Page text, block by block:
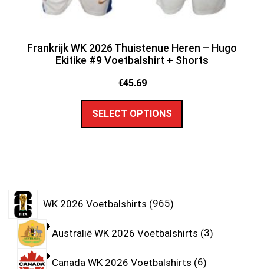
Frankrijk WK 2026 Thuistenue Heren – Hugo
Ekitike #9 Voetbalshirt + Shorts
€45.69
SELECT OPTIONS
WK 2026 Voetbalshirts 965
Australië WK 2026 Voetbalshirts 3
Canada WK 2026 Voetbalshirts 6